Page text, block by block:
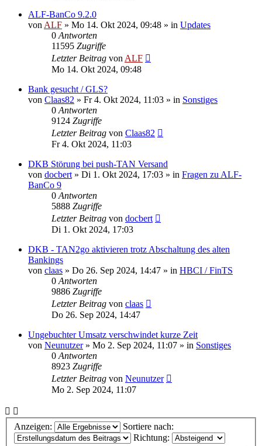
ALF-BanCo 9.2.0
von ALF » Mo 14. Okt 2024, 09:48 » in Updates
0 Antworten
11595 Zugriffe
Letzter Beitrag von ALF
Mo 14. Okt 2024, 09:48
Bank gesucht / GLS?
von Claas82 » Fr 4. Okt 2024, 11:03 » in Sonstiges
0 Antworten
9124 Zugriffe
Letzter Beitrag von Claas82
Fr 4. Okt 2024, 11:03
DKB Störung bei push-TAN Versand
von docbert » Di 1. Okt 2024, 17:03 » in Fragen zu ALF-
BanCo 9
0 Antworten
5888 Zugriffe
Letzter Beitrag von docbert
Di 1. Okt 2024, 17:03
DKB - TAN2go aktivieren trotz Abschaltung des alten
Bankings
von claas » Do 26. Sep 2024, 14:47 » in HBCI / FinTS
0 Antworten
9886 Zugriffe
Letzter Beitrag von claas
Do 26. Sep 2024, 14:47
Ungebuchter Umsatz verschwindet kurze Zeit
von Neunutzer» Mo 2. Sep 2024, 11:07 » in Sonstiges
0 Antworten
8923 Zugriffe
Letzter Beitrag von Neunutzer
Mo 2. Sep 2024, 11:07
Anzeigen:
Sortiere nach:
Richtung: